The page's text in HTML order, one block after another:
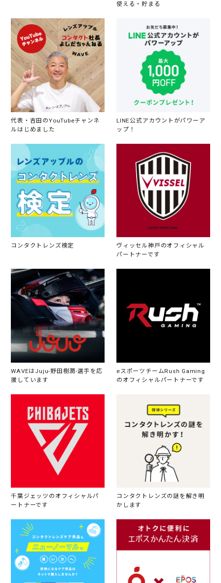
使える・貯まる
代表・吉田のYouTubeチャンネ
ルはじめました
LINE公式アカウントがパワーア
ップ！
コンタクトレンズ検定
ヴィッセル神戸のオフィシャル
パートナーです
WAVEはJuju-野田樹潤-選手を応
援しています
eスポーツチームRush Gaming
のオフィシャルパートナーです
千葉ジェッツのオフィシャルパ
ートナーです
コンタクトレンズの謎を解き明
かします